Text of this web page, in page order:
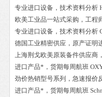
专业进口设备，技术资料分析
欧美工业品一站式采购，工程
专业进口设备，技术资料分析
德国工业精密供应，原产证明
上海荆戈欧美原装备件供应商
进口产品*，货期每周航班
劲价热销型号系列，急速报价
进口产品*，货期每周航班